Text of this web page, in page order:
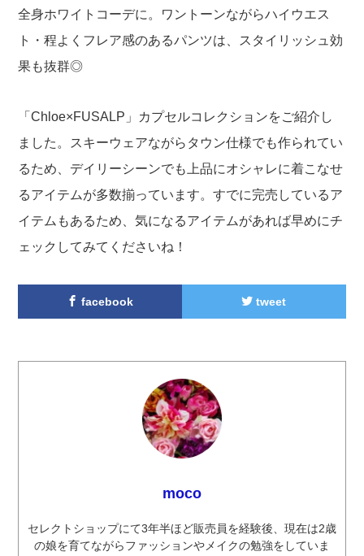
全身ホワイトコーデに。ワントーンながらハイウエス
ト・程よくフレア感のあるパンツは、スタイリッシュ効
果も抜群◎
「Chloe×FUSALP」カプセルコレクションをご紹介し
ました。スキーウェアながらタウン仕様でも作られてい
るため、デイリーシーンでも上品にオシャレに着こなせ
るアイテムが多数揃っています。すでに完売しているア
イテムもあるため、気になるアイテムがあれば早めにチ
ェックしてみてくださいね！
facebook tweet
moco
セレクトショップにて3年半ほど販売員を経験後、現在は2歳
の娘を育てながらファッションやメイクの勉強をしていま